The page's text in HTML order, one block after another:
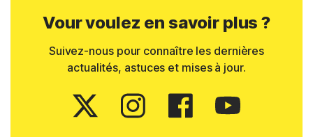
Vour voulez en savoir plus ?
Suivez-nous pour connaître les dernières
actualités, astuces et mises à jour.